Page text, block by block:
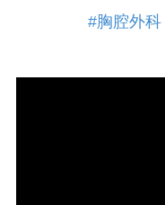
#胸腔外科